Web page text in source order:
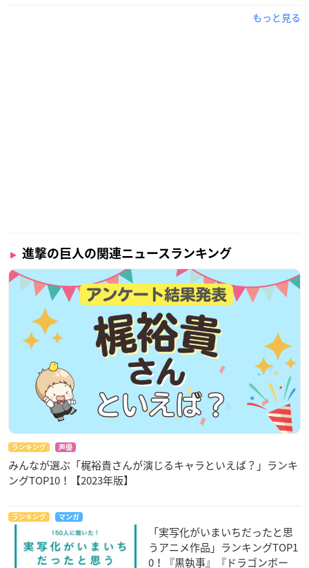
もっと見る
進撃の巨人の関連ニュースランキング
ランキング 声優
みんなが選ぶ「梶裕貴さんが演じるキャラといえば？」ランキ
ングTOP10！【2023年版】
ランキング マンガ
「実写化がいまいちだったと思
うアニメ作品」ランキングTOP1
0！『黒執事』『ドラゴンボー